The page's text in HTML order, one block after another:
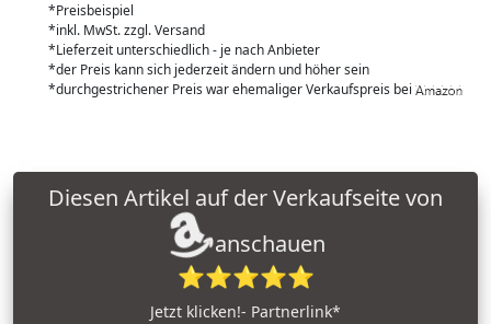
*Preisbeispiel
*inkl. MwSt. zzgl. Versand
*Lieferzeit unterschiedlich - je nach Anbieter
*der Preis kann sich jederzeit ändern und höher sein
*durchgestrichener Preis war ehemaliger Verkaufspreis bei
anschauen
⭐⭐⭐⭐⭐
Jetzt klicken!- Partnerlink*